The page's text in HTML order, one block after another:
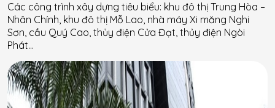
Các công trình xây dựng tiêu biểu: khu đô thị Trung Hòa –
Nhân Chính, khu đô thị Mỗ Lao, nhà máy Xi măng Nghi
Sơn, cầu Quý Cao, thủy điện Cửa Đạt, thủy điện Ngòi
Phát…